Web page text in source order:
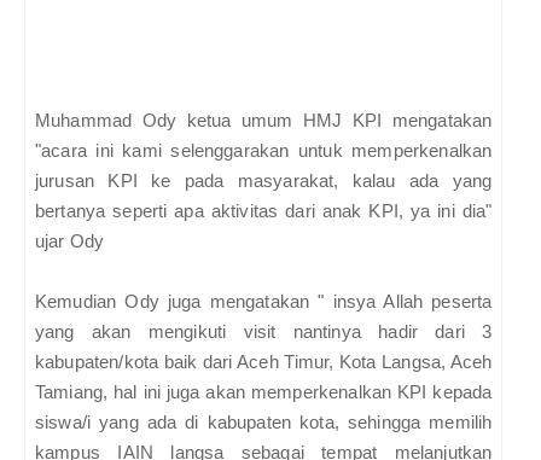
Muhammad Ody ketua umum HMJ KPI mengatakan
"acara ini kami selenggarakan untuk memperkenalkan
jurusan KPI ke pada masyarakat, kalau ada yang
bertanya seperti apa aktivitas dari anak KPI, ya ini dia"
ujar Ody
Kemudian Ody juga mengatakan " insya Allah peserta
yang akan mengikuti visit nantinya hadir dari 3
kabupaten/kota baik dari Aceh Timur, Kota Langsa, Aceh
Tamiang, hal ini juga akan memperkenalkan KPI kepada
siswa/i yang ada di kabupaten kota, sehingga memilih
kampus IAIN langsa sebagai tempat melanjutkan